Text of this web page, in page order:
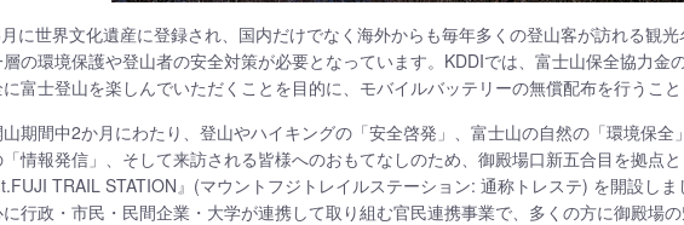
に世界文化遺産に登録され、国内だけでなく海外からも毎年多くの登山客が訪れる観
の環境保護や登山者の安全対策が必要となっています。KDDIでは、富士山保全協力金
富士登山を楽しんでいただくことを目的に、モバイルバッテリーの無償配布を行うこと
期間中2か月にわたり、登山やハイキングの「安全啓発」、富士山の自然の「環境保
情報発信」、そして来訪される皆様へのおもてなしのため、御殿場口新五合目を拠点
TRAIL STATION』(マウントフジトレイルステーション: 通称トレステ) を開設し
行政・市民・民間企業・大学が連携して取り組む官民連携事業で、多くの方に御殿場